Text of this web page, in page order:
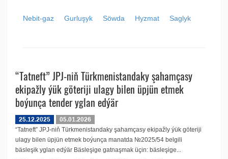
Nebit-gaz Gurluşyk Söwda Hyzmat Saglyk
“Tatneft” JPJ-niň Türkmenistandaky şahamçasy
ekipažly ýük göteriji ulagy bilen üpjün etmek
boýunça tender yglan edýär
25.12.2025
05.01.2026
“Tatneft” JPJ-niň Türkmenistandaky şahamçasy ekipažly ýük göteriji
ulagy bilen üpjün etmek boýunça manatda №2025/54 belgili
bäsleşik yglan edýär Bäsleşige gatnaşmak üçin: bäsleşige...